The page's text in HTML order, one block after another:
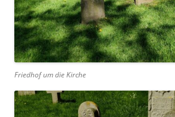
Friedhof um die Kirche